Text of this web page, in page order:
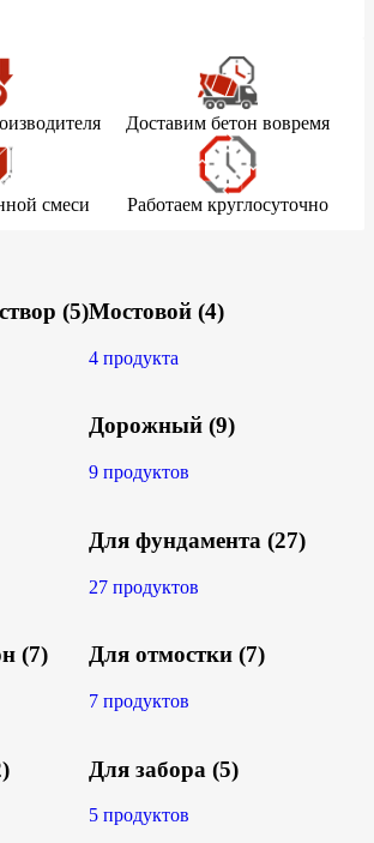
Доставим бетон вовремя
смеси Работаем круглосуточно
(5)
(7)
Мостовой (4)
4 продукта
Дорожный (9)
9 продуктов
Для фундамента (27)
27 продуктов
Для отмостки (7)
7 продуктов
Для забора (5)
5 продуктов